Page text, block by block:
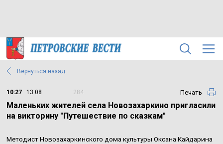
Вернуться назад
10:27 13.08 284 Печать
Маленьких жителей села Новозахаркино пригласили
на викторину "Путешествие по сказкам"
Методист Новозахаркинского дома культуры Оксана Кайдарина